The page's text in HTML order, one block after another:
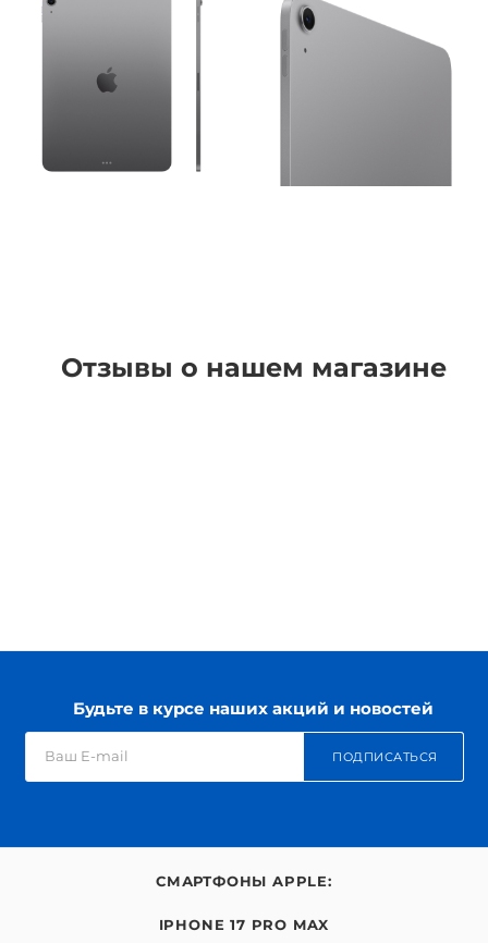
Отзывы о нашем магазине
Будьте в курсе наших акций и новостей
ПОДПИСАТЬСЯ
СМАРТФОНЫ APPLE:
IPHONE 17 PRO MAX